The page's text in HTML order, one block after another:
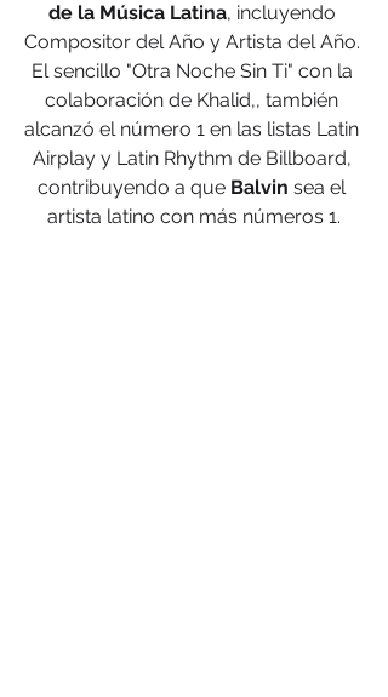
de la Música Latina, incluyendo
Compositor del Año y Artista del Año.
El sencillo "Otra Noche Sin Ti" con la
colaboración de Khalid,, también
alcanzó el número 1 en las listas Latin
Airplay y Latin Rhythm de Billboard,
contribuyendo a que Balvin sea el
artista latino con más números 1.